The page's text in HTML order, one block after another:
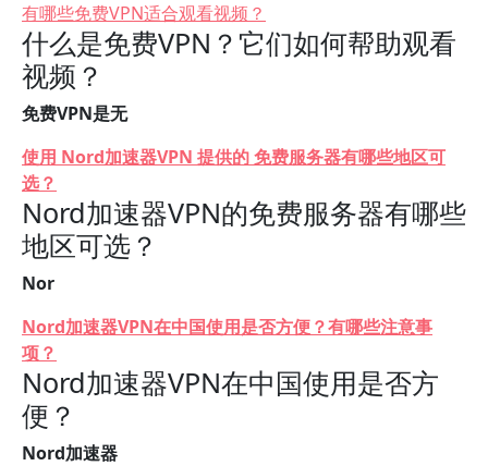
有哪些免费VPN适合观看视频？
什么是免费VPN？它们如何帮助观看
视频？
免费VPN是无
使用 Nord加速器VPN 提供的 免费服务器有哪些地区可
选？
Nord加速器VPN的免费服务器有哪些
地区可选？
Nor
Nord加速器VPN在中国使用是否方便？有哪些注意事
项？
Nord加速器VPN在中国使用是否方
便？
Nord加速器